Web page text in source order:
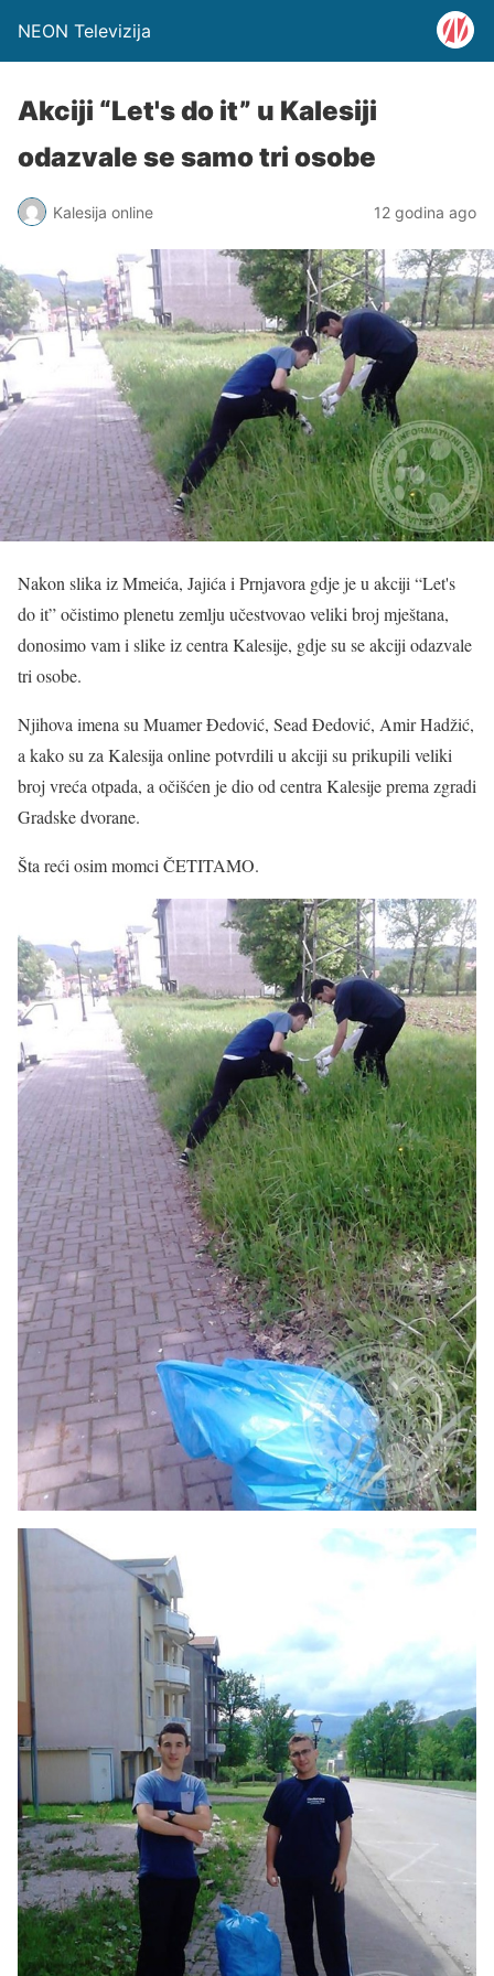
NEON Televizija
Akciji “Let's do it” u Kalesiji
odazvale se samo tri osobe
Kalesija online 12 godina ago
Nakon slika iz Mmeića, Jajića i Prnjavora gdje je u akciji“Let's
do it”očistimo plenetu zemlju učestvovao veliki broj mještana,
donosimo vam i slike iz centra Kalesije, gdje su se akciji odazvale
tri osobe.
Njihova imena su Muamer Đedović, Sead Đedović, Amir Hadžić,
a kako su za Kalesija online potvrdili u akciji su prikupili veliki
broj vreća otpada, a očišćen je dio od centra Kalesije prema zgradi
Gradske dvorane.
Šta reći osim momci ČETITAMO.